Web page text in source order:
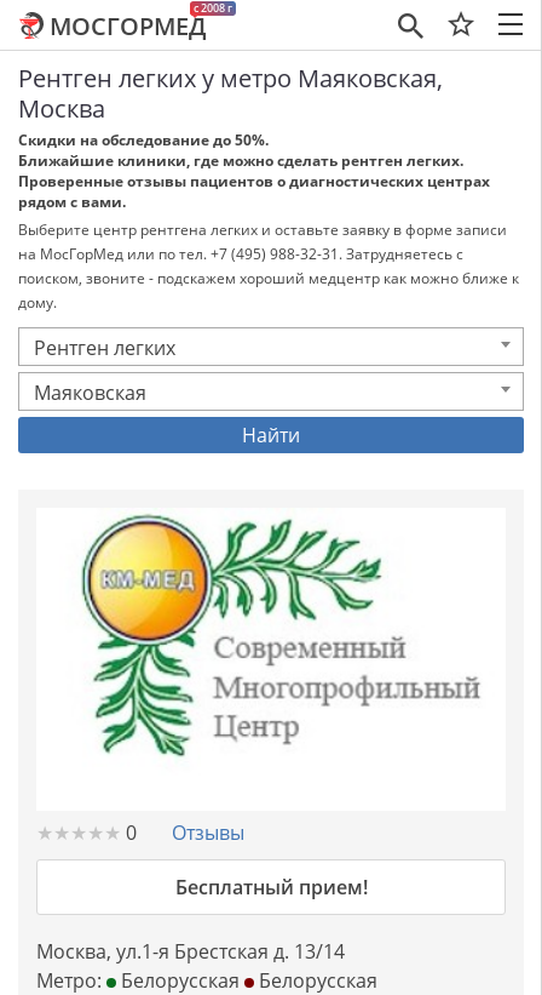
×
c 2008 г
МОСГОРМЕД
Рентген легких у метро Маяковская,
Москва
Скидки на обследование до 50%.
Ближайшие клиники, где можно сделать рентген легких.
Проверенные отзывы пациентов о диагностических центрах
рядом с вами.
Выберите центр рентгена легких и оставьте заявку в форме записи
на МосГорМед или по тел. +7 (495) 988-32-31. Затрудняетесь с
поиском, звоните - подскажем хороший медцентр как можно ближе к
дому.
Рентген легких
Маяковская
Найти
★★★★★
★★★★★ 0 Отзывы
Бесплатный прием!
Москва, ул.1-я Брестская д. 13/14
Метро:
Белорусская
Белорусская